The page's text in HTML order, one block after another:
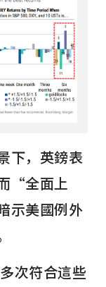
下，英鎊表
“全面上
示美國例外
次符合這些